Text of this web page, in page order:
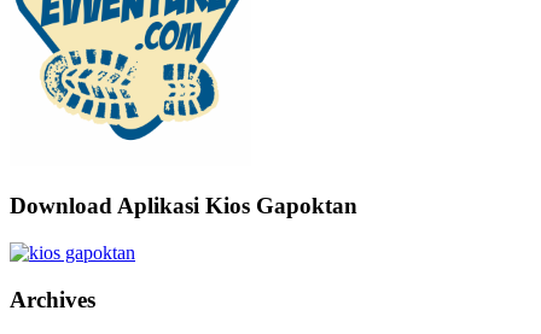
Download Aplikasi Kios Gapoktan
Archives